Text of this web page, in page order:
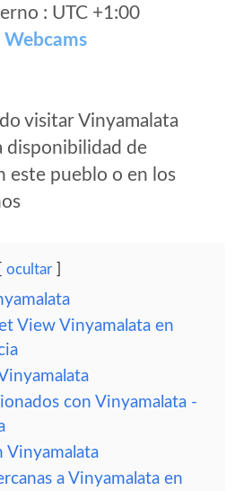
: UTC +1:00
Webcams
visitar Vinyamalata
disponibilidad de
este pueblo o en los
ocultar
View Vinyamalata en
con Vinyamalata -
Vinyamalata
a Vinyamalata en